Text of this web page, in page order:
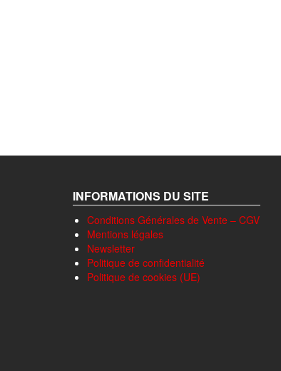
INFORMATIONS DU SITE
Conditions Générales de Vente – CGV
Mentions légales
Newsletter
Politique de confidentialité
Politique de cookies (UE)